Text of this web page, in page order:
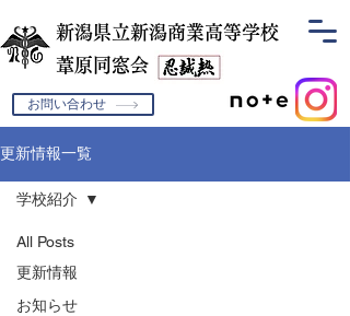
新潟県立新潟商業高等学校
​葦原同窓会
お問い合わせ
更新情報一覧
All Posts
更新情報
お知らせ
学校紹介